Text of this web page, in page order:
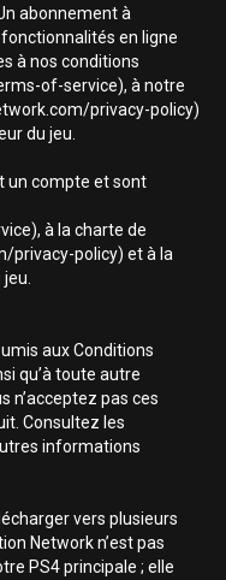
abonnement à
en ligne
à nos conditions
of-service), à notre
privacy-policy)
du jeu.
un compte et sont
à la charte de
privacy-policy) et à la
aux Conditions
qu’à toute autre
n’acceptez pas ces
Consultez les
informations
vers plusieurs
Network n’est pas
PS4 principale ; elle